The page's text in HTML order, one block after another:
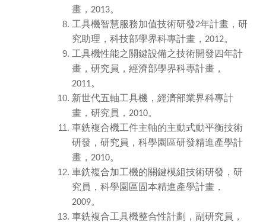
畫 ， 2013。
工具機智慧服務加值技術研發2年計畫 ，研
究助理 ，科技部學界科專計畫 ， 2012。
工具機性能之關鍵設備之技術開發四年計
畫 ，研究員 ，經濟部學界科專計畫，
2011。
新世代五軸工具機，經濟部業界科專計
畫，研究員， 2010。
車銑複合機工件主軸的主動式動平衡技術
研發 ，研究員 ，科學園區研發精進產學計
畫 ， 2010。
車銑複合加工機的關鍵模組技術研發 ，研
究員 ，科學園區固本精進產學計畫 ，
2009。
車銑複合工具機整合性計劃
，副研究員 ，